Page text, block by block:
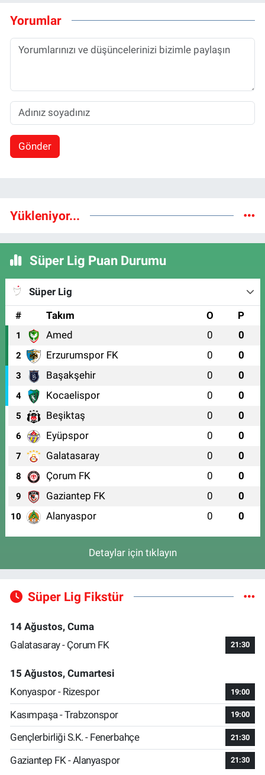
Yorumlar
Gönder
Yükleniyor...
Süper Lig Puan Durumu
Süper Lig
#
Takım O P
1 Amed 0 0
2 Erzurumspor FK 0 0
3 Başakşehir 0 0
4 Kocaelispor 0 0
5 Beşiktaş 0 0
6 Eyüpspor 0 0
7 Galatasaray 0 0
8 Çorum FK 0 0
9 Gaziantep FK 0 0
10 Alanyaspor 0 0
Detaylar için tıklayın
Süper Lig Fikstür
14 Ağustos, Cuma
Galatasaray - Çorum FK
21:30
15 Ağustos, Cumartesi
Konyaspor - Rizespor
19:00
Kasımpaşa - Trabzonspor 19:00
Gençlerbirliği S.K. - Fenerbahçe 21:30
Gaziantep FK - Alanyaspor 21:30